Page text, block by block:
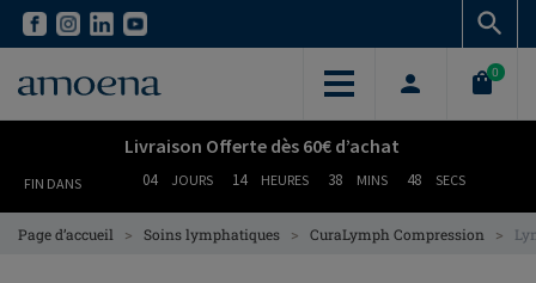
Skip
content
Skip
content
0
Livraison Offerte dès 60€ d’achat
FIN DANS 04 JOURS 14 HEURES 38 MINS 48 SECS
Page d’accueil > Soins lymphatiques > CuraLymph Compression >